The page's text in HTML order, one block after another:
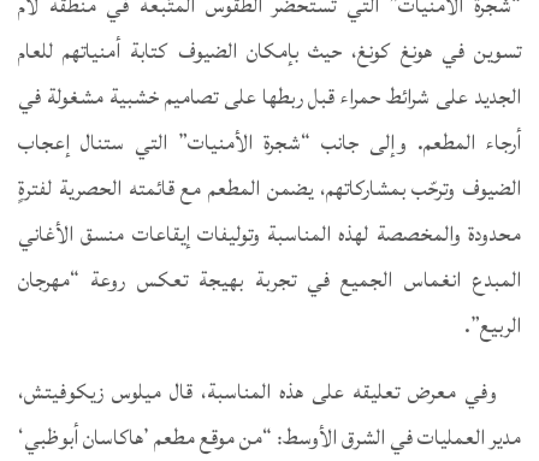
تسوين في هونغ كونغ، حيث بإمكان الضيوف كتابة أمنياتهم للعام
الجديد على شرائط حمراء قبل ربطها على تصاميم خشبية مشغولة في
أرجاء المطعم. وإلى جانب “شجرة الأمنيات” التي ستنال إعجاب
الضيوف وترحّب بمشاركاتهم، يضمن المطعم مع قائمته الحصرية لفترةٍ
محدودة والمخصصة لهذه المناسبة وتوليفات إيقاعات منسق الأغاني
المبدع انغماس الجميع في تجربة بهيجة تعكس روعة “مهرجان
الربيع”.
وفي معرض تعليقه على هذه المناسبة، قال ميلوس زيكوفيتش،
مدير العمليات في الشرق الأوسط: “من موقع مطعم ’هاكاسان أبوظبي‘